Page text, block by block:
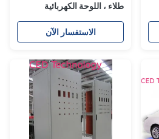
طلاء ، اللوحة الكهربائية
الاستفسار الآن